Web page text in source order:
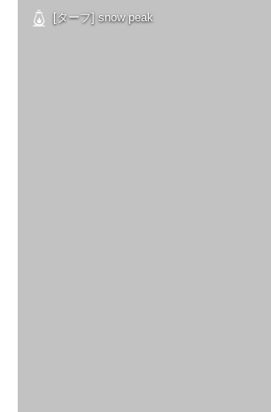
[タープ] snow peak